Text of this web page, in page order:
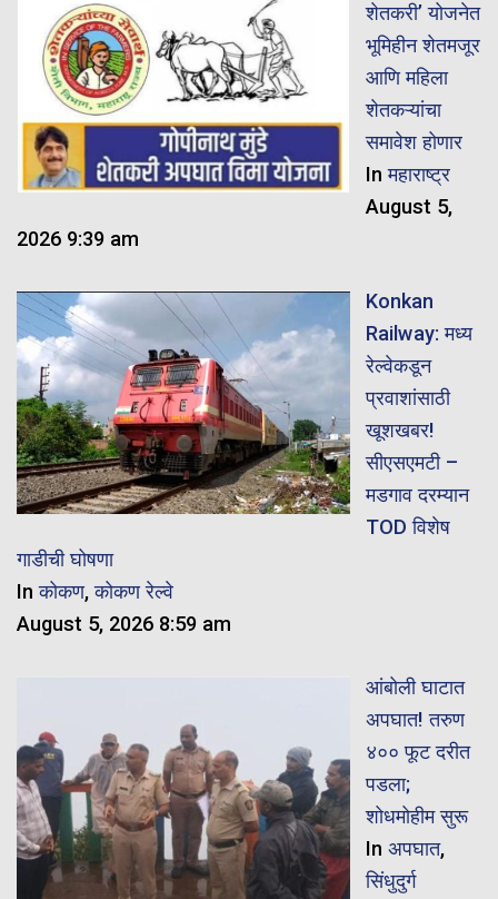
शेतकरी’ योजनेत
भूमिहीन शेतमजूर
आणि महिला
शेतकऱ्यांचा
समावेश होणार
Inमहाराष्ट्र
August 5,
2026 9:39 am
Konkan
Railway: मध्य
रेल्वेकडून
प्रवाशांसाठी
खूशखबर!
सीएसएमटी –
मडगाव दरम्यान
TOD विशेष
गाडीची घोषणा
Inकोकण,कोकण रेल्वे
August 5, 2026 8:59 am
आंबोली घाटात
अपघात! तरुण
४०० फूट दरीत
पडला;
शोधमोहीम सुरू
In अपघात,
सिंधुदुर्ग